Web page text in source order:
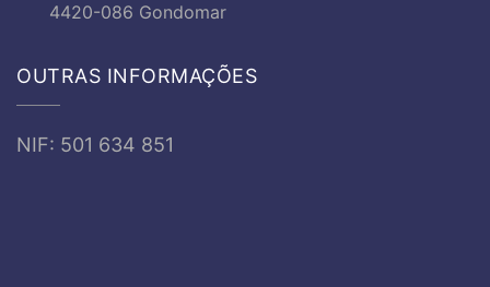
4420-086 Gondomar
OUTRAS INFORMAÇÕES
NIF: 501 634 851